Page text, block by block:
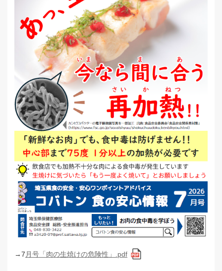
→7月号「肉の生焼けの危険性」.pdf